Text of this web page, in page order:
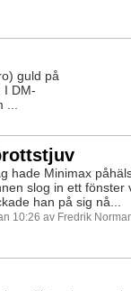
guld på
I DM-
...
hade Minimax
slog in ett fönster
han på sig nå...
10:26 av Fredrik